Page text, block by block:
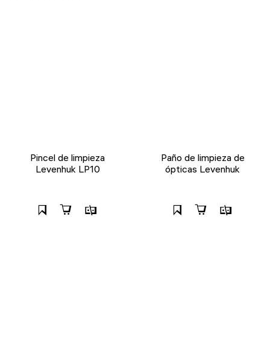
Pincel de limpieza
Levenhuk LP10
Paño de limpieza de
ópticas Levenhuk